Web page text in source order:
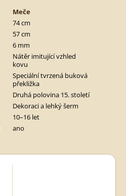
Meče
74 cm
57 cm
6 mm
Nátěr imitující vzhled
kovu
Speciální tvrzená buková
překližka
Druhá polovina 15. století
Dekoraci a lehký šerm
10–16 let
ano